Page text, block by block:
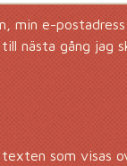
min e-
nästa gång jag
som visas